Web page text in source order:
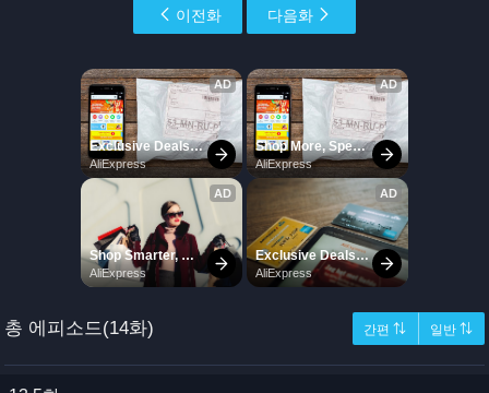
이전화 다음화
총 에피소드(14화) 간편 ⇅ 일반 ⇅